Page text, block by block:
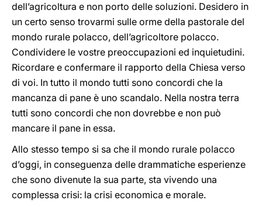
dell’agricoltura e non porto delle soluzioni. Desidero in
un certo senso trovarmi sulle orme della pastorale del
mondo rurale polacco, dell’agricoltore polacco.
Condividere le vostre preoccupazioni ed inquietudini.
Ricordare e confermare il rapporto della Chiesa verso
di voi. In tutto il mondo tutti sono concordi che la
mancanza di pane è uno scandalo. Nella nostra terra
tutti sono concordi che non dovrebbe e non può
mancare il pane in essa.
Allo stesso tempo si sa che il mondo rurale polacco
d’oggi, in conseguenza delle drammatiche esperienze
che sono divenute la sua parte, sta vivendo una
complessa crisi: la crisi economica e morale.